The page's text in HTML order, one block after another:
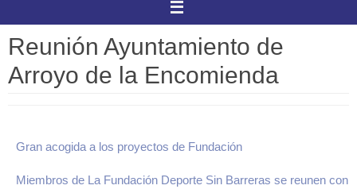
Reunión Ayuntamiento de
Arroyo de la Encomienda
Gran acogida a los proyectos de Fundación
Miembros de La Fundación Deporte Sin Barreras se reunen con